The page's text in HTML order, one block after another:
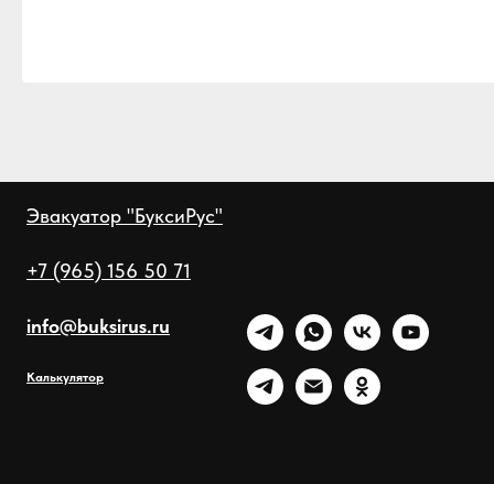
Эвакуатор "БуксиРус"
+7 (965) 156 50 71
info@buksirus.ru
Калькулятор